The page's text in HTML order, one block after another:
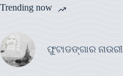
Trending now
ଫୁଟାଡଙ୍ଗାର ନାଉରୀ